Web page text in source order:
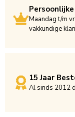
Maandag t/m
vakkundige
15 Jaar
Al sinds 2012